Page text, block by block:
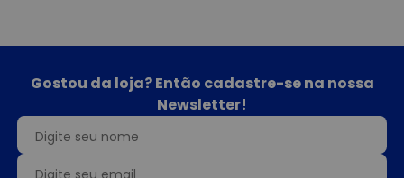
Gostou da loja? Então cadastre-se na nossa
Newsletter!